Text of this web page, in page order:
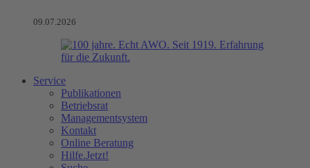
09.07.2026
Service
Publikationen
Betriebsrat
Managementsystem
Kontakt
Online Beratung
Hilfe.Jetzt!